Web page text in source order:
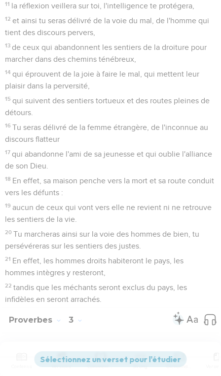
11 la réflexion veillera sur toi, l'intelligence te protégera,
12 et ainsi tu seras délivré de la voie du mal, de l'homme qui
tient des discours pervers,
13 de ceux qui abandonnent les sentiers de la droiture pour
marcher dans des chemins ténébreux,
14 qui éprouvent de la joie à faire le mal, qui mettent leur
plaisir dans la perversité,
15 qui suivent des sentiers tortueux et des routes pleines de
détours.
16 Tu seras délivré de la femme étrangère, de l'inconnue au
discours flatteur
17 qui abandonne l'ami de sa jeunesse et qui oublie l'alliance
de son Dieu.
18 En effet, sa maison penche vers la mort et sa route conduit
vers les défunts :
19 aucun de ceux qui vont vers elle ne revient ni ne retrouve
les sentiers de la vie.
20 Tu marcheras ainsi sur la voie des hommes de bien, tu
persévéreras sur les sentiers des justes.
21 En effet, les hommes droits habiteront le pays, les
hommes intègres y resteront,
22 tandis que les méchants seront exclus du pays, les
infidèles en seront arrachés.
Proverbes 3
Seuls les Évangiles sont disponibles en vidéo pour le moment.
Versions Commentaires Strong